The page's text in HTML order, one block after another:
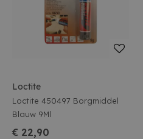
Loctite
Loctite 450497 Borgmiddel
Blauw 9Ml
€ 22,90